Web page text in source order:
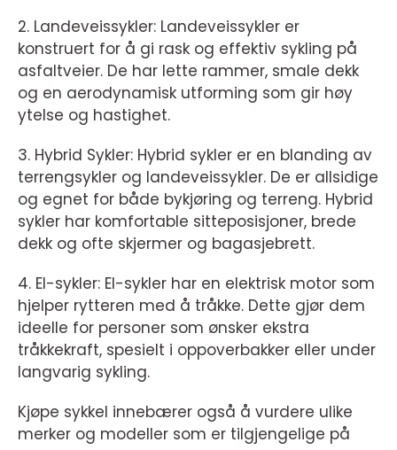
2. Landeveissykler: Landeveissykler er
konstruert for å gi rask og effektiv sykling på
asfaltveier. De har lette rammer, smale dekk
og en aerodynamisk utforming som gir høy
ytelse og hastighet.
3. Hybrid Sykler: Hybrid sykler er en blanding av
terrengsykler og landeveissykler. De er allsidige
og egnet for både bykjøring og terreng. Hybrid
sykler har komfortable sitteposisjoner, brede
dekk og ofte skjermer og bagasjebrett.
4. El-sykler: El-sykler har en elektrisk motor som
hjelper rytteren med å tråkke. Dette gjør dem
ideelle for personer som ønsker ekstra
tråkkekraft, spesielt i oppoverbakker eller under
langvarig sykling.
Kjøpe sykkel innebærer også å vurdere ulike
merker og modeller som er tilgjengelige på